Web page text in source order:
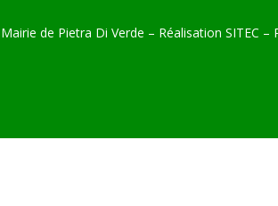
de Pietra Di Verde – Réalisation SITEC –